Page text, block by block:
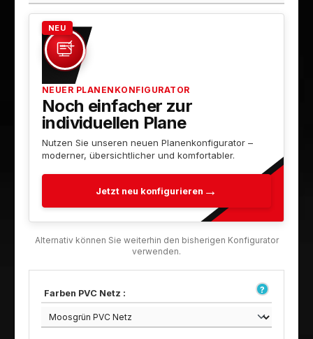
NEU
NEUER PLANENKONFIGURATOR
Noch einfacher zur
individuellen Plane
Nutzen Sie unseren neuen Planenkonfigurator –
moderner, übersichtlicher und komfortabler.
Jetzt neu konfigurieren
Farben PVC Netz :